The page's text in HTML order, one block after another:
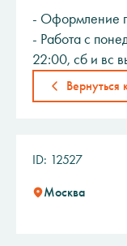
- Оформление
- Работа с
22:00, сб и вс
Вернуться
ID: 12527
Москва